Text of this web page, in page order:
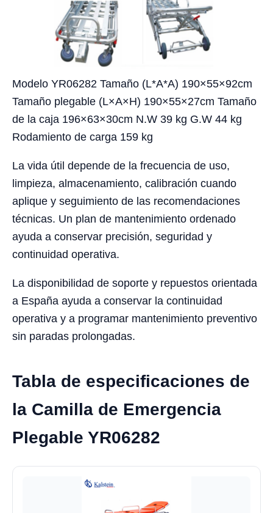
Modelo YR06282 Tamaño (L*A*A) 190×55×92cm
Tamaño plegable (L×A×H) 190×55×27cm Tamaño
de la caja 196×63×30cm N.W 39 kg G.W 44 kg
Rodamiento de carga 159 kg
La vida útil depende de la frecuencia de uso,
limpieza, almacenamiento, calibración cuando
aplique y seguimiento de las recomendaciones
técnicas. Un plan de mantenimiento ordenado
ayuda a conservar precisión, seguridad y
continuidad operativa.
La disponibilidad de soporte y repuestos orientada
a España ayuda a conservar la continuidad
operativa y a programar mantenimiento preventivo
sin paradas prolongadas.
Tabla de especificaciones de
la Camilla de Emergencia
Plegable YR06282